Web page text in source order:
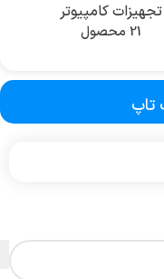
تجهیزات کامپیوتر
21 محصول
تاپ